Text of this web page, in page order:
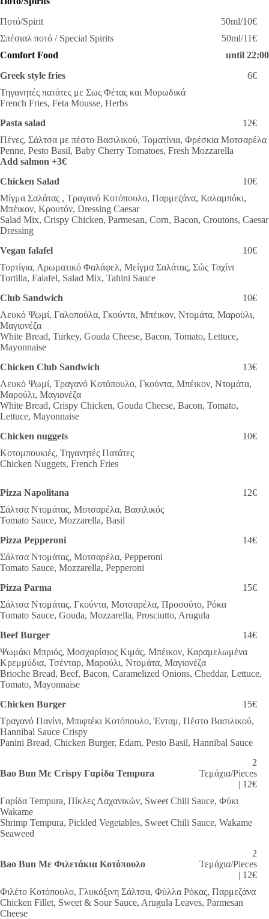
Ποτό/Spirit
50ml/10€
Σπέσιαλ ποτό / Special Spirits
50ml/11€
Comfort Food
until22:00
Greek style fries
6€
Τηγανητές πατάτες με Σως Φέτας και Μυρωδικά
French Fries, Feta Mousse, Herbs
Pasta salad
12€
Πένες, Σάλτσα με πέστο Βασιλικού, Τοματίνια, Φρέσκια Μοτσαρέλα
Penne, Pesto Basil, Baby Cherry Tomatoes, Fresh Mozzarella
Add salmon +3€
Chicken Salad
10€
Μίγμα Σαλάτας , Τραγανό Κοτόπουλο, Παρμεζάνα, Καλαμπόκι,
Μπέικον, Κρουτόν, Dressing Caesar
Salad Mix, Crispy Chicken, Parmesan, Corn, Bacon, Croutons, Caesar
Dressing
Vegan falafel
10€
Τορτίγια, Αρωματικό Φαλάφελ, Μείγμα Σαλάτας, Σώς Ταχίνι
Tortilla, Falafel, Salad Mix, Tahini Sauce
Club Sandwich
10€
Λευκό Ψωμί, Γαλοπούλα, Γκούντα, Μπέικον, Ντομάτα, Μαρούλι,
Μαγιονέζα
White Bread, Turkey, Gouda Cheese, Bacon, Tomato, Lettuce,
Mayonnaise
Chicken Club Sandwich
13€
Λευκό Ψωμί, Τραγανό Κοτόπουλο, Γκούντα, Μπέικον, Ντομάτα,
Μαρούλι, Μαγιονέζα
White Bread, Crispy Chicken, Gouda Cheese, Bacon, Tomato,
Lettuce, Mayonnaise
Chicken nuggets
10€
Κοτομπουκιές, Τηγανητές Πατάτες
Chicken Nuggets, French Fries
Pizza Napolitana
12€
Σάλτσα Ντομάτας, Μοτσαρέλα, Βασιλικός
Tomato Sauce, Mozzarella, Basil
Pizza Pepperoni
14€
Σάλτσα Ντομάτας, Μοτσαρέλα, Pepperoni
Tomato Sauce, Mozzarella, Pepperoni
Pizza Parma
15€
Σάλτσα Ντομάτας, Γκούντα, Μοτσαρέλα, Προσούτο, Ρόκα
Tomato Sauce, Gouda, Mozzarella, Prosciutto, Arugula
Beef Burger
14€
Ψωμάκι Μπριός, Μοσχαρίσιος Κιμάς, Μπέικον, Καραμελωμένα
Κρεμμύδια, Τσένταρ, Μαρούλι, Ντομάτα, Μαγιονέζα
Brioche Bread, Beef, Bacon, Caramelized Onions, Cheddar, Lettuce,
Tomato, Mayonnaise
Chicken Burger
15€
Τραγανό Πανίνι, Μπιφτέκι Κοτόπουλο, Ένταμ, Πέστο Βασιλικού,
Hannibal Sauce Crispy
Panini Bread, Chicken Burger, Edam, Pesto Basil, Hannibal Sauce
Bao Bun Με Crispy Γαρίδα Tempura
2
Τεμάχια/Pieces
| 12€
Γαρίδα Tempura, Πίκλες Λαχανικών, Sweet Chili Sauce, Φύκι
Wakame
Shrimp Tempura, Pickled Vegetables, Sweet Chili Sauce, Wakame
Seaweed
Bao Bun Με Φιλετάκια Κοτόπουλο
2
Τεμάχια/Pieces
| 12€
Φιλέτο Κοτόπουλο, Γλυκόξινη Σάλτσα, Φύλλα Ρόκας, Παρμεζάνα
Chicken Fillet, Sweet & Sour Sauce, Arugula Leaves, Parmesan
Cheese